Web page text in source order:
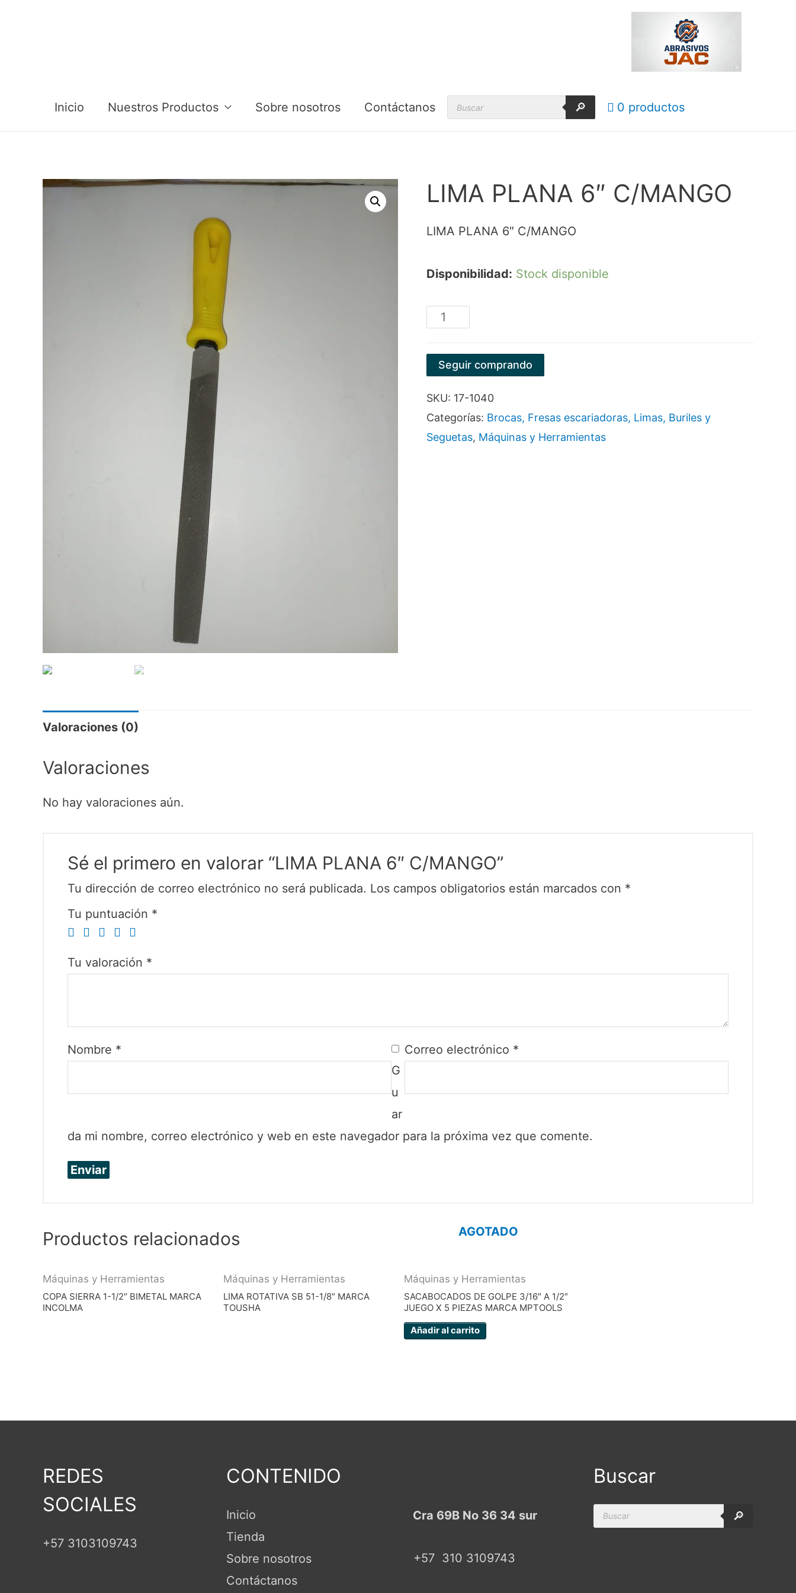
Inicio Nuestros Productos Sobre nosotros Contáctanos
Products
search
🔎 0 productos
LIMA PLANA 6″ C/MANGO
LIMA PLANA 6″ C/MANGO
Disponibilidad: Stock disponible
LIMA
6"
cantidad
Seguir comprando
SKU: 17-1040
Categorías: Brocas, Fresas escariadoras, Limas, Buriles y
Seguetas, Máquinas y Herramientas
Valoraciones (0)
Valoraciones
No hay valoraciones aún.
Sé el primero en valorar “LIMA PLANA 6″ C/MANGO”
Tu dirección de correo electrónico no será publicada. Los campos obligatorios están marcados con *
Tu puntuación *
Tu valoración *
Nombre * Correo electrónico *
G
u
ar
da mi nombre, correo electrónico y web en este navegador para la próxima vez que comente.
Productos relacionados
Máquinas y Herramientas
COPA SIERRA 1-1/2″ BIMETAL MARCA
INCOLMA
Máquinas y Herramientas
LIMA ROTATIVA SB 51-1/8″ MARCA
TOUSHA
AGOTADO
Máquinas y Herramientas
SACABOCADOS DE GOLPE 3/16″ A 1/2″
JUEGO X 5 PIEZAS MARCA MPTOOLS
Añadir al carrito
REDES
SOCIALES
+57 3103109743
CONTENIDO
Inicio
Tienda
Sobre nosotros
Contáctanos
Cra 69B No 36 34 sur
+57 310 3109743
Buscar
Products
search
🔎